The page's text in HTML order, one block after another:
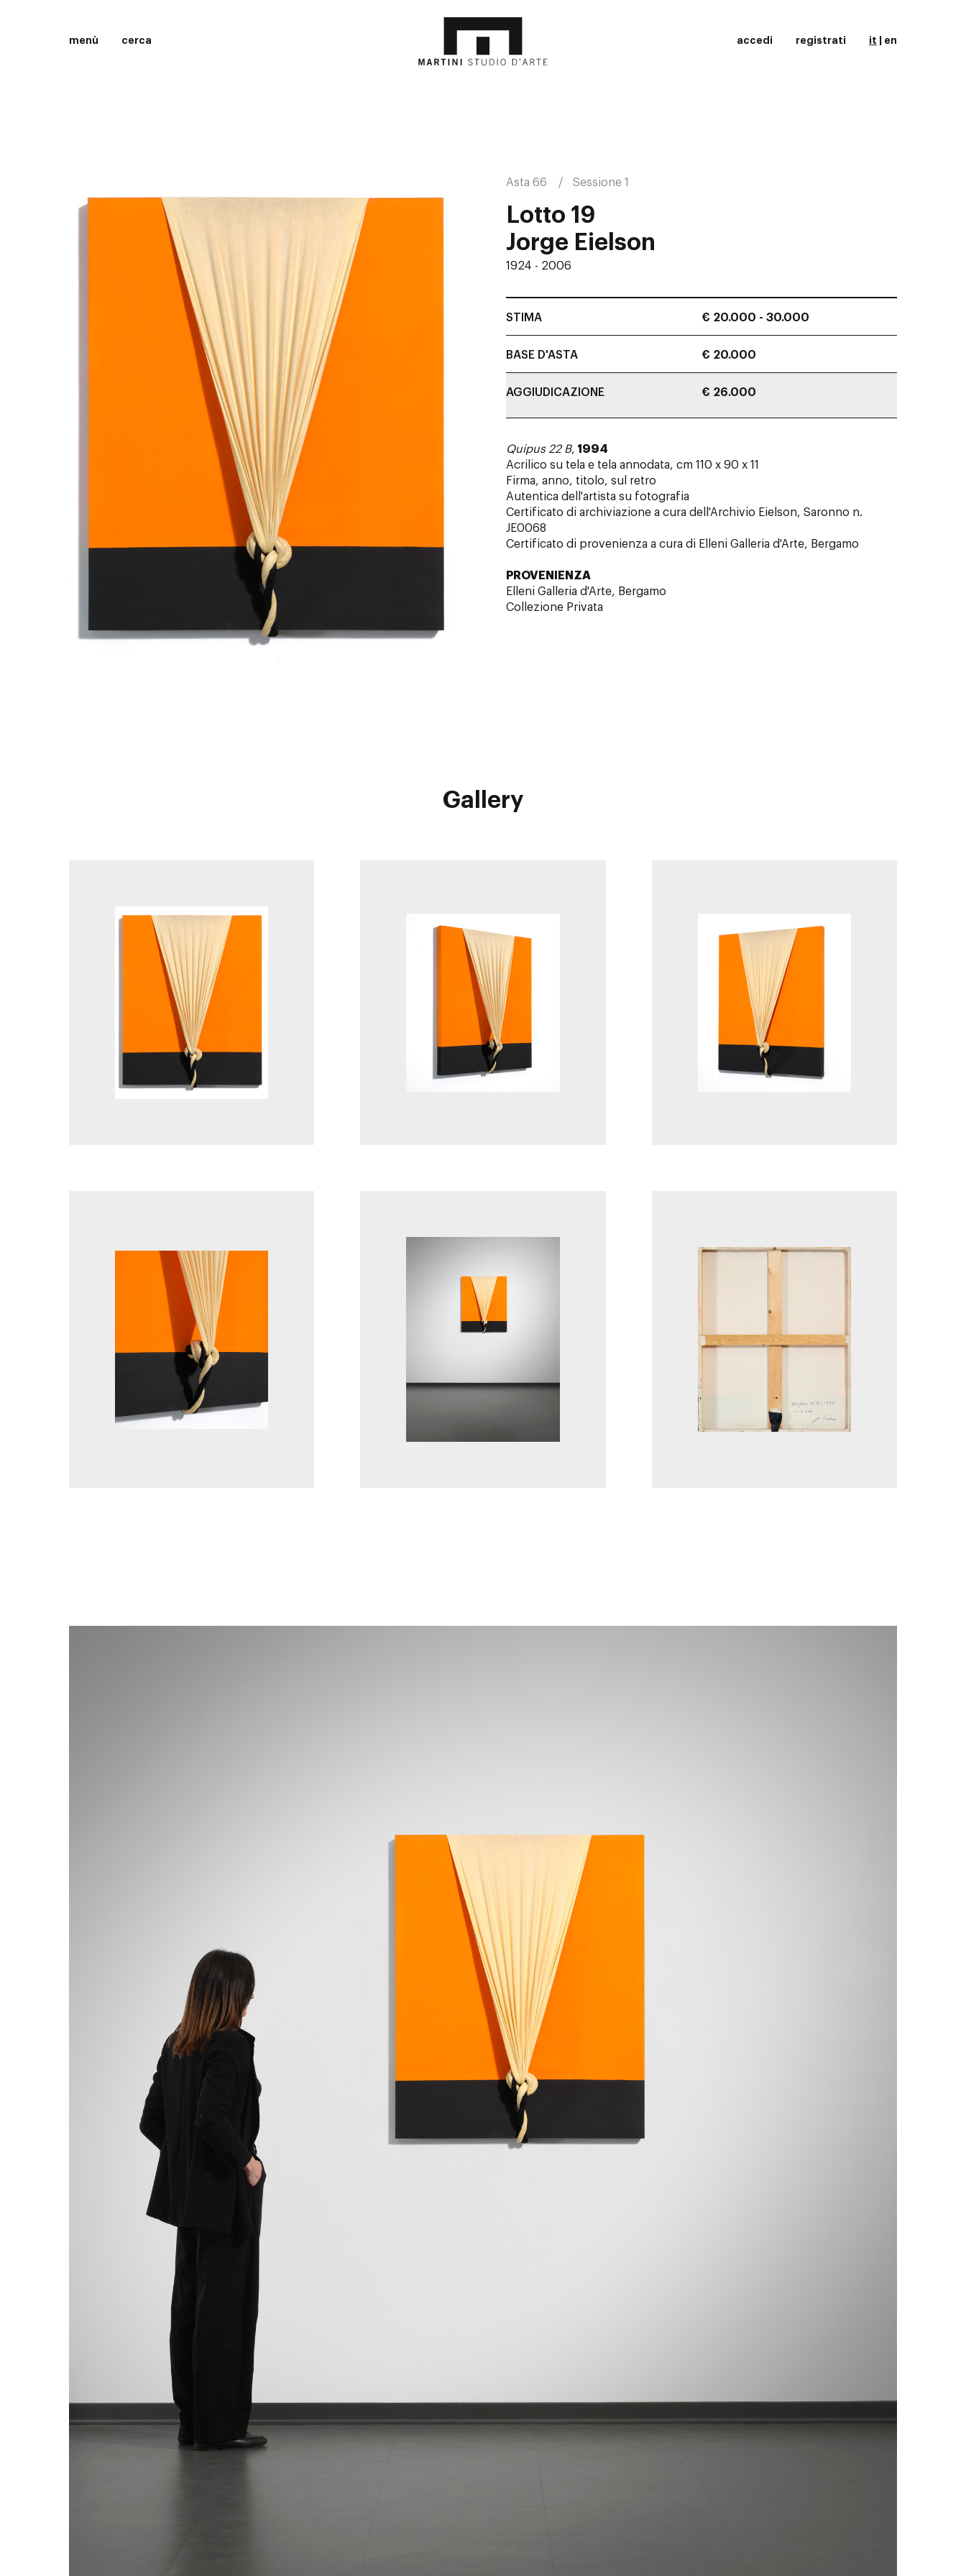
menù cerca accedi registrati it en
Asta 66 Sessione 1
Lotto 19
Jorge Eielson
1924 - 2006
STIMA € 20.000 - 30.000
BASE D'ASTA € 20.000
AGGIUDICAZIONE € 26.000
Quipus 22 B, 1994
Acrilico su tela e tela annodata, cm 110 x 90 x 11
Firma, anno, titolo, sul retro
Autentica dell'artista su fotografia
Certificato di archiviazione a cura dell'Archivio Eielson, Saronno n.
JE0068
Certificato di provenienza a cura di Elleni Galleria d'Arte, Bergamo
PROVENIENZA
Elleni Galleria d'Arte, Bergamo
Collezione Privata
Gallery